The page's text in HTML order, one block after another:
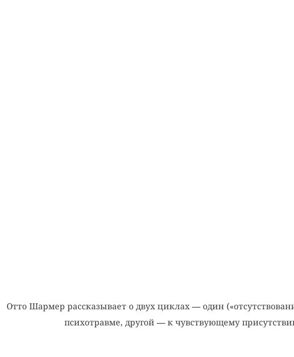
Отто Шармер рассказывает о двух циклах — один
психотравме, другой — к чувствующему